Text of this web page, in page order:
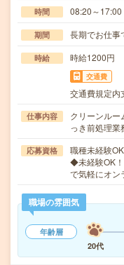
時間 08:20～17:00
期間 長期でお仕事
時給 時給1200円
交通費
交通費規定内
仕事内容
クリーンルー
っき前処理
応募資格
職種未経験
◆未経験OK
で気軽にオ
職場の雰囲気
年齢層
20代